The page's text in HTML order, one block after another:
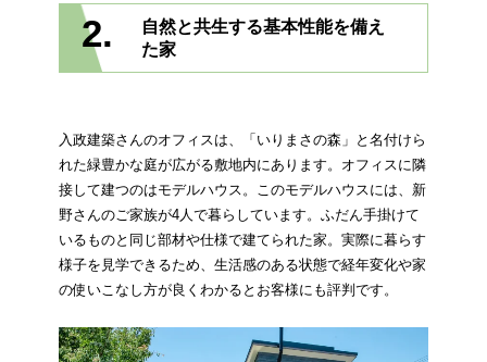
2.
自然と共生する基本性能を備え
た家
入政建築さんのオフィスは、「いりまさの森」と名付けら
れた緑豊かな庭が広がる敷地内にあります。オフィスに隣
接して建つのはモデルハウス。このモデルハウスには、新
野さんのご家族が4人で暮らしています。ふだん手掛けて
いるものと同じ部材や仕様で建てられた家。実際に暮らす
様子を見学できるため、生活感のある状態で経年変化や家
の使いこなし方が良くわかるとお客様にも評判です。